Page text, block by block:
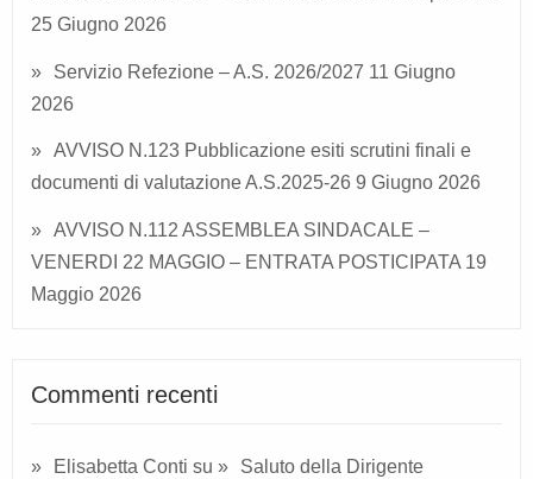
25 Giugno 2026
Servizio Refezione – A.S. 2026/2027 11 Giugno
2026
AVVISO N.123 Pubblicazione esiti scrutini finali e
documenti di valutazione A.S.2025-26 9 Giugno 2026
AVVISO N.112 ASSEMBLEA SINDACALE –
VENERDI 22 MAGGIO – ENTRATA POSTICIPATA 19
Maggio 2026
Commenti recenti
Elisabetta Conti su
Saluto della Dirigente